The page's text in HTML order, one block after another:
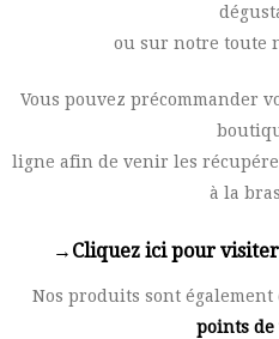
ou sur notre toute
Vous pouvez précommander
ligne afin de venir les
à la
→Cliquez ici pour
Nos produits sont
points de